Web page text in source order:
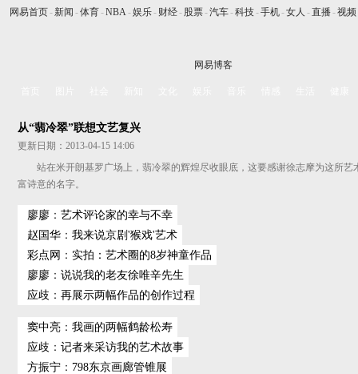
网易首页- 新闻 -体育-NBA-娱乐- 财经- 股票-汽车-科技-手机-女人 -直播-视频
网易博客
从“翡冷翠”联想文艺复兴
更新日期：2013-04-15 14:06
站在米开朗基罗广场上，翡冷翠的辉煌尽收眼底，这要感谢徐志摩为这所艺
富诗意的名字。
廖廖 ： 艺术评论家的幸与不幸
赵国华 ： 我来说京剧'猴戏'艺术
彩点网 ： 实拍：艺术圈的8岁神童作品
廖廖 ： 说说我的老友徐唯辛先生
应歧 ： 再展示两幅作品的创作过程
窦中亮 ： 我画的两幅鹤龄松寿
应歧 ： 记者来采访我的艺术故事
方振宁 ： 798东京画廊管锥展